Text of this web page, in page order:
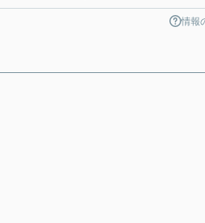
情報